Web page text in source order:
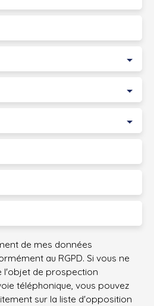
de mes données
au RGPD. Si vous ne
l'objet de prospection
téléphonique, vous pouvez
sur la liste d'opposition